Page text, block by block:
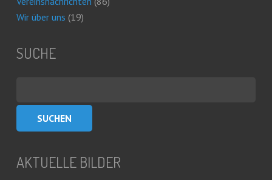
Wir über uns (19)
SUCHE
AKTUELLE BILDER